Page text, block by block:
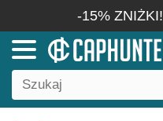
-15% ZNIŻKI!